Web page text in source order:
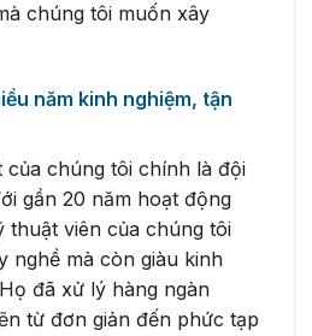
chúng tôi muốn xây
năm kinh nghiệm, tận
của chúng tôi chính là đội
gần 20 năm hoạt động
thuật viên của chúng tôi
nghề mà còn giàu kinh
đã xử lý hàng ngàn
từ đơn giản đến phức tạp